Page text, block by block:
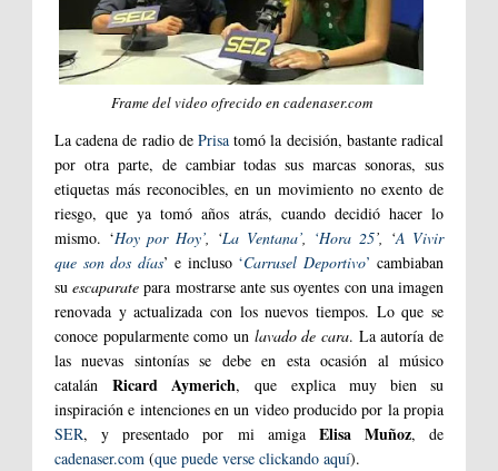
Frame del video ofrecido en cadenaser.com
La cadena de radio de Prisatomó la decisión, bastante radical
por otra parte, de cambiar todas sus marcas sonoras, sus
etiquetas más reconocibles, en un movimiento no exento de
riesgo, que ya tomó años atrás, cuando decidió hacer lo
mismo. ‘Hoy por Hoy’, ‘La Ventana’, ‘Hora 25’, ‘A Vivir
que son dos días’ e incluso ‘Carrusel Deportivo’ cambiaban
suescaparatepara mostrarse ante sus oyentes con una imagen
renovada y actualizada con los nuevos tiempos. Lo que se
conoce popularmente como un lavado de cara. La autoría de
las nuevas sintonías se debe en esta ocasión al músico
catalánRicard Aymerich, que explica muy bien su
inspiración e intenciones en un video producido por la propia
SER, y presentado por mi amiga Elisa Muñoz, de
cadenaser.com (que puede verse clickando aquí).